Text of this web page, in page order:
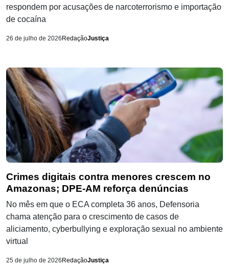
respondem por acusações de narcoterrorismo e importação
de cocaína
26 de julho de 2026 RedaçãoJustiça
Crimes digitais contra menores crescem no
Amazonas; DPE-AM reforça denúncias
No mês em que o ECA completa 36 anos, Defensoria
chama atenção para o crescimento de casos de
aliciamento, cyberbullying e exploração sexual no ambiente
virtual
25 de julho de 2026 RedaçãoJustiça